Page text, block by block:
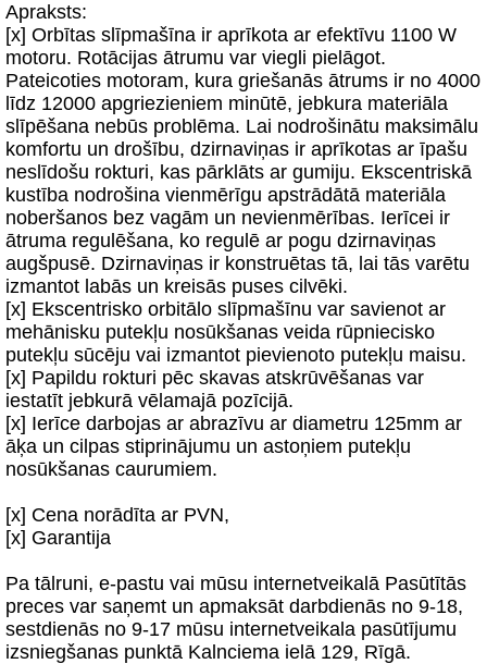
Apraksts:
[x] Orbītas slīpmašīna ir aprīkota ar efektīvu 1100 W
motoru. Rotācijas ātrumu var viegli pielāgot.
Pateicoties motoram, kura griešanās ātrums ir no 4000
līdz 12000 apgriezieniem minūtē, jebkura materiāla
slīpēšana nebūs problēma. Lai nodrošinātu maksimālu
komfortu un drošību, dzirnaviņas ir aprīkotas ar īpašu
neslīdošu rokturi, kas pārklāts ar gumiju. Ekscentriskā
kustība nodrošina vienmērīgu apstrādātā materiāla
noberšanos bez vagām un nevienmērības. Ierīcei ir
ātruma regulēšana, ko regulē ar pogu dzirnaviņas
augšpusē. Dzirnaviņas ir konstruētas tā, lai tās varētu
izmantot labās un kreisās puses cilvēki.
[x] Ekscentrisko orbitālo slīpmašīnu var savienot ar
mehānisku putekļu nosūkšanas veida rūpniecisko
putekļu sūcēju vai izmantot pievienoto putekļu maisu.
[x] Papildu rokturi pēc skavas atskrūvēšanas var
iestatīt jebkurā vēlamajā pozīcijā.
[x] Ierīce darbojas ar abrazīvu ar diametru 125mm ar
āķa un cilpas stiprinājumu un astoņiem putekļu
nosūkšanas caurumiem.
[x] Cena norādīta ar PVN,
[x] Garantija
Pa tālruni, e-pastu vai mūsu internetveikalā Pasūtītās
preces var saņemt un apmaksāt darbdienās no 9-18,
sestdienās no 9-17 mūsu internetveikala pasūtījumu
izsniegšanas punktā Kalnciema ielā 129, Rīgā.